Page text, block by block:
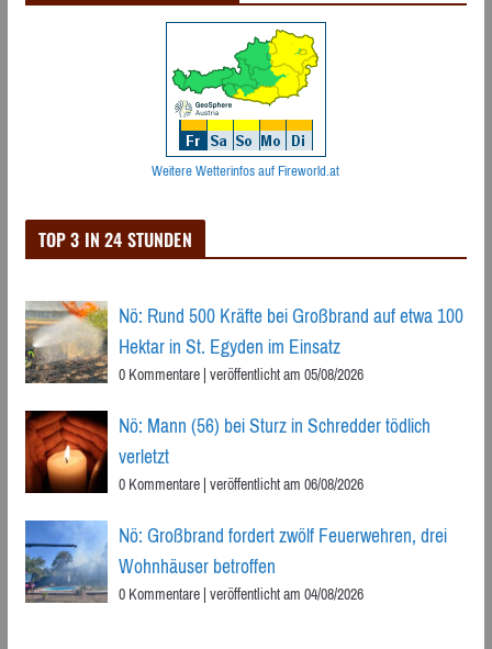
Weitere Wetterinfos auf Fireworld.at
TOP 3 IN 24 STUNDEN
Nö: Rund 500 Kräfte bei Großbrand auf etwa 100
Hektar in St. Egyden im Einsatz
0 Kommentare|veröffentlicht am 05/08/2026
Nö: Mann (56) bei Sturz in Schredder tödlich
verletzt
0 Kommentare|veröffentlicht am 06/08/2026
Nö: Großbrand fordert zwölf Feuerwehren, drei
Wohnhäuser betroffen
0 Kommentare|veröffentlicht am 04/08/2026